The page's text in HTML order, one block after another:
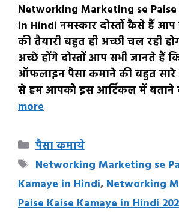
Networking Marketing se Paise
in Hindi नमस्कार दोस्तों कैसे हैं
की तैयारी बहुत ही अच्छी चल रही
अच्छे होंगे दोस्तों आप सभी जानते हैं
ऑफलाइन पैसा कमाने की बहुत सारे
से हम आपको इस आर्टिकल में बताने
more
Categories
पैसा कमाये
Tags
Networking Marketing se
Kamaye in Hindi,Networking
Paise Kaise Kamaye in Hindi